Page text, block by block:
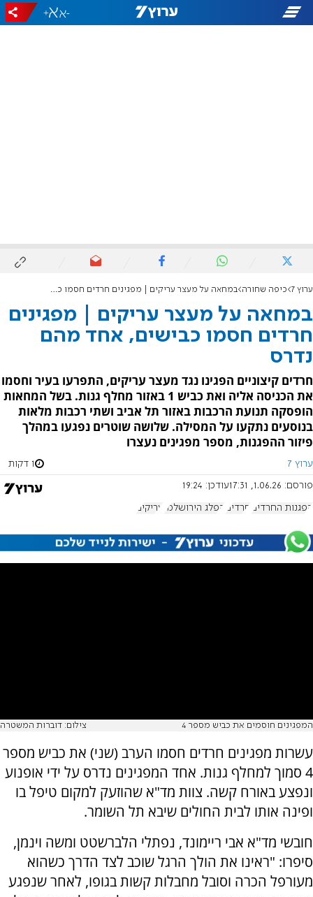
-
+
ערוץ 7 כיפה שחורה במחאה על מעצר עריקים | מפגינים חרדים חסמו כבישים, אחד מהם נדרס
במחאה על מעצר עריקים | מפגינים
חרדים חסמו כבישים, אחד מהם
נדרס
חרדים קיצוניים הפגינו נגד מעצר עריקים, התפרעו בעיר וחסמו
את הכניסה אליה ואת כביש 1 באזור מחלף גנות. בשל המחאות
הופסקה תנועת הרכבות באזור תל אביב ושתי רכבות מלאות
בנוסעים נתקעו על המסילה. שלושה שוטרים נפגעו במהלך
פיזור ההפגנות, מספר מפגינים נעצרו
ערוץ 7 1 דקות
פורסם: 1.06.26, 17:31 עודכן: 19:24
הפגנות החרדים חרדים הפלג הירושלמי עריקים
המפגינים חוסמים את כביש מספר 4 צילום: דוברות המשטרה
עשרות מפגינים חרדים חסמו הערב (שני) את כביש מספר
4 סמוך למחלף גנות. אחד המפגינים נדרס על ידי אופנוע
ונפצע באורח קשה. צוות מד"א שהוזעק למקום טיפל בו
ופינה אותו לבית החולים שיבא תל השומר.
חובשי מד"א אבי ריימונד, נפתלי הלברשטט ומשה וינמן,
סיפרו: "ראינו את הולך הרגל שוכב לצד הדרך כשהוא
מעורפל הכרה וסובל מחבלות קשות בגופו, לאחר שנפגע